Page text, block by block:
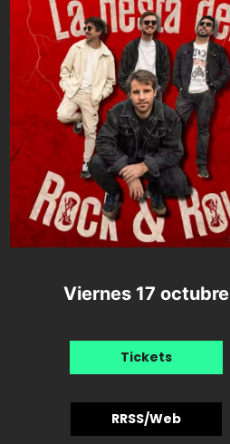
Viernes 17 octubre
Tickets
RRSS/Web